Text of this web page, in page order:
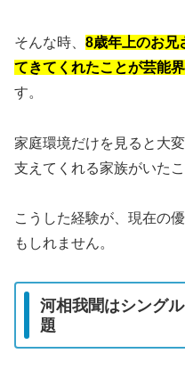
そんな時、 8歳年上のお兄
てきてくれたことが芸能
す。
家庭環境だけを見ると大
支えてくれる家族がいた
こうした経験が、現在の
もしれません。
河相我聞はシング
題